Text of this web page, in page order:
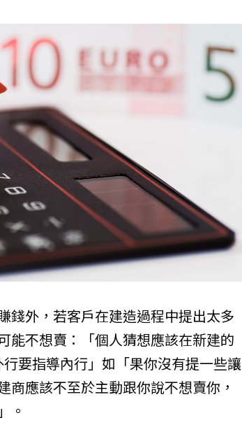
錢外，若客戶在建造過程中提出太多
能不想賣：「個人猜想應該在新建的
要指導內行」如「果你沒有提一些讓
商應該不至於主動跟你說不想賣你，
。